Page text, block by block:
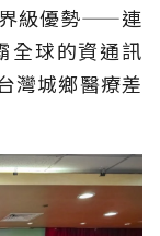
界級優勢——連
全球的資通訊
灣城鄉醫療差